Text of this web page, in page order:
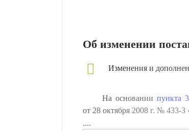
Об изменении
Изменения и
На основании пункта 3
от 28 октября 2008 г. № 433-З
....